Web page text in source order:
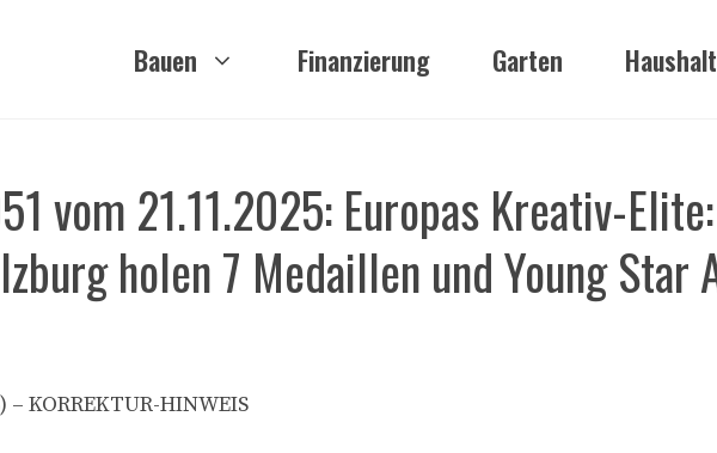
Bauen Finanzierung Garten Haushalt
vom 21.11.2025: Europas Kreativ-Elite:
holen 7 Medaillen und Young Star
KORREKTUR-HINWEIS